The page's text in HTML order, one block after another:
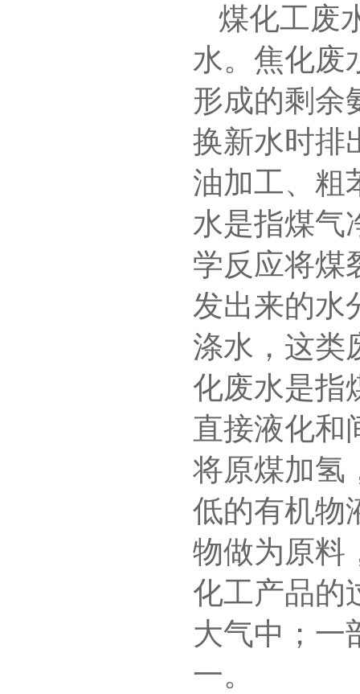
煤化工废
水。焦化废
形成的剩余
换新水时排
油加工、粗
水是指煤气
学反应将煤
发出来的水
涤水，这类
化废水是指
直接液化和
将原煤加氢
低的有机物
物做为原料
化工产品的
大气中；一
一。